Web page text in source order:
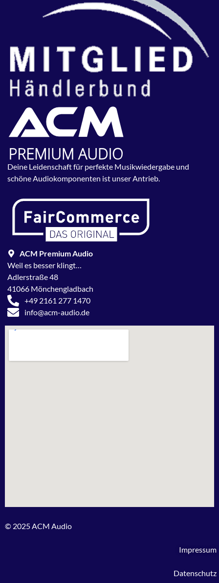
Deine Leidenschaft für perfekte Musikwiedergabe und
schöne Audiokomponenten ist unser Antrieb.
ACM Premium Audio
Weil es besser klingt…
Adlerstraße 48
41066 Mönchengladbach
+49 2161 277 1470
info@acm-audio.de
© 2025 ACM Audio
Impressum
Datenschutz